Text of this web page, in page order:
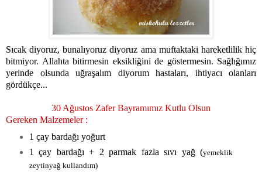
Sıcak diyoruz, bunalıyoruz diyoruz ama muftaktaki hareketlilik hiç
bitmiyor. Allahta bitirmesin eksikliğini de göstermesin. Sağlığımız
yerinde olsunda uğraşalım diyorum hastaları, ihtiyacı olanları
gördükçe...
30 Ağustos Zafer Bayramımız Kutlu Olsun
Gereken Malzemeler :
1 çay bardağı yoğurt
1 çay bardağı + 2 parmak fazla sıvı yağ (yemeklik
zeytinyağ kullandım)